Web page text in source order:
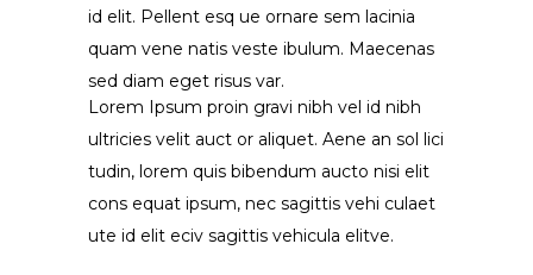
id elit. Pellent esq ue ornare sem lacinia
quam vene natis veste ibulum. Maecenas
sed diam eget risus var.
Lorem Ipsum proin gravi nibh vel id nibh
ultricies velit auct or aliquet. Aene an sol lici
tudin, lorem quis bibendum aucto nisi elit
cons equat ipsum, nec sagittis vehi culaet
ute id elit eciv sagittis vehicula elitve.